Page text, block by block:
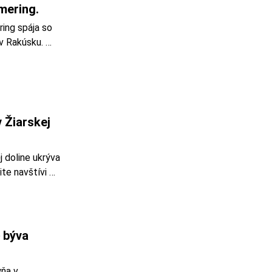
spája so
Rakúsku.
Žiarskej
doline ukrýva
navštívi
Tatier.
široký je